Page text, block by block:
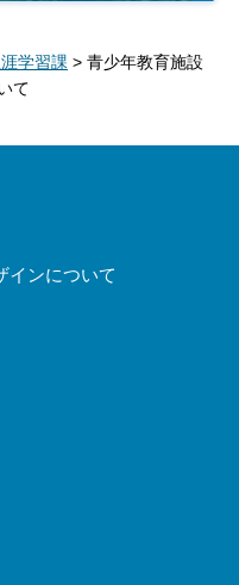
学習課 > 青少年教育施設
て
インについて